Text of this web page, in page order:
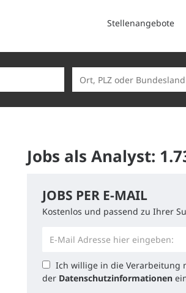
Stellenangebote
Jobs als Analyst:
JOBS PER E-MAIL
Kostenlos und passend zu Ihrer
Ich willige in die Verarbeitung
der Datenschutzinformationen